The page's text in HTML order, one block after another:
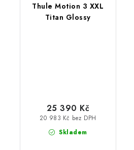
Thule Motion 3 XXL
Titan Glossy
Skladem
20 983 Kč bez DPH
25 390 Kč